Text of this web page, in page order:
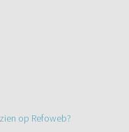
op Refoweb?